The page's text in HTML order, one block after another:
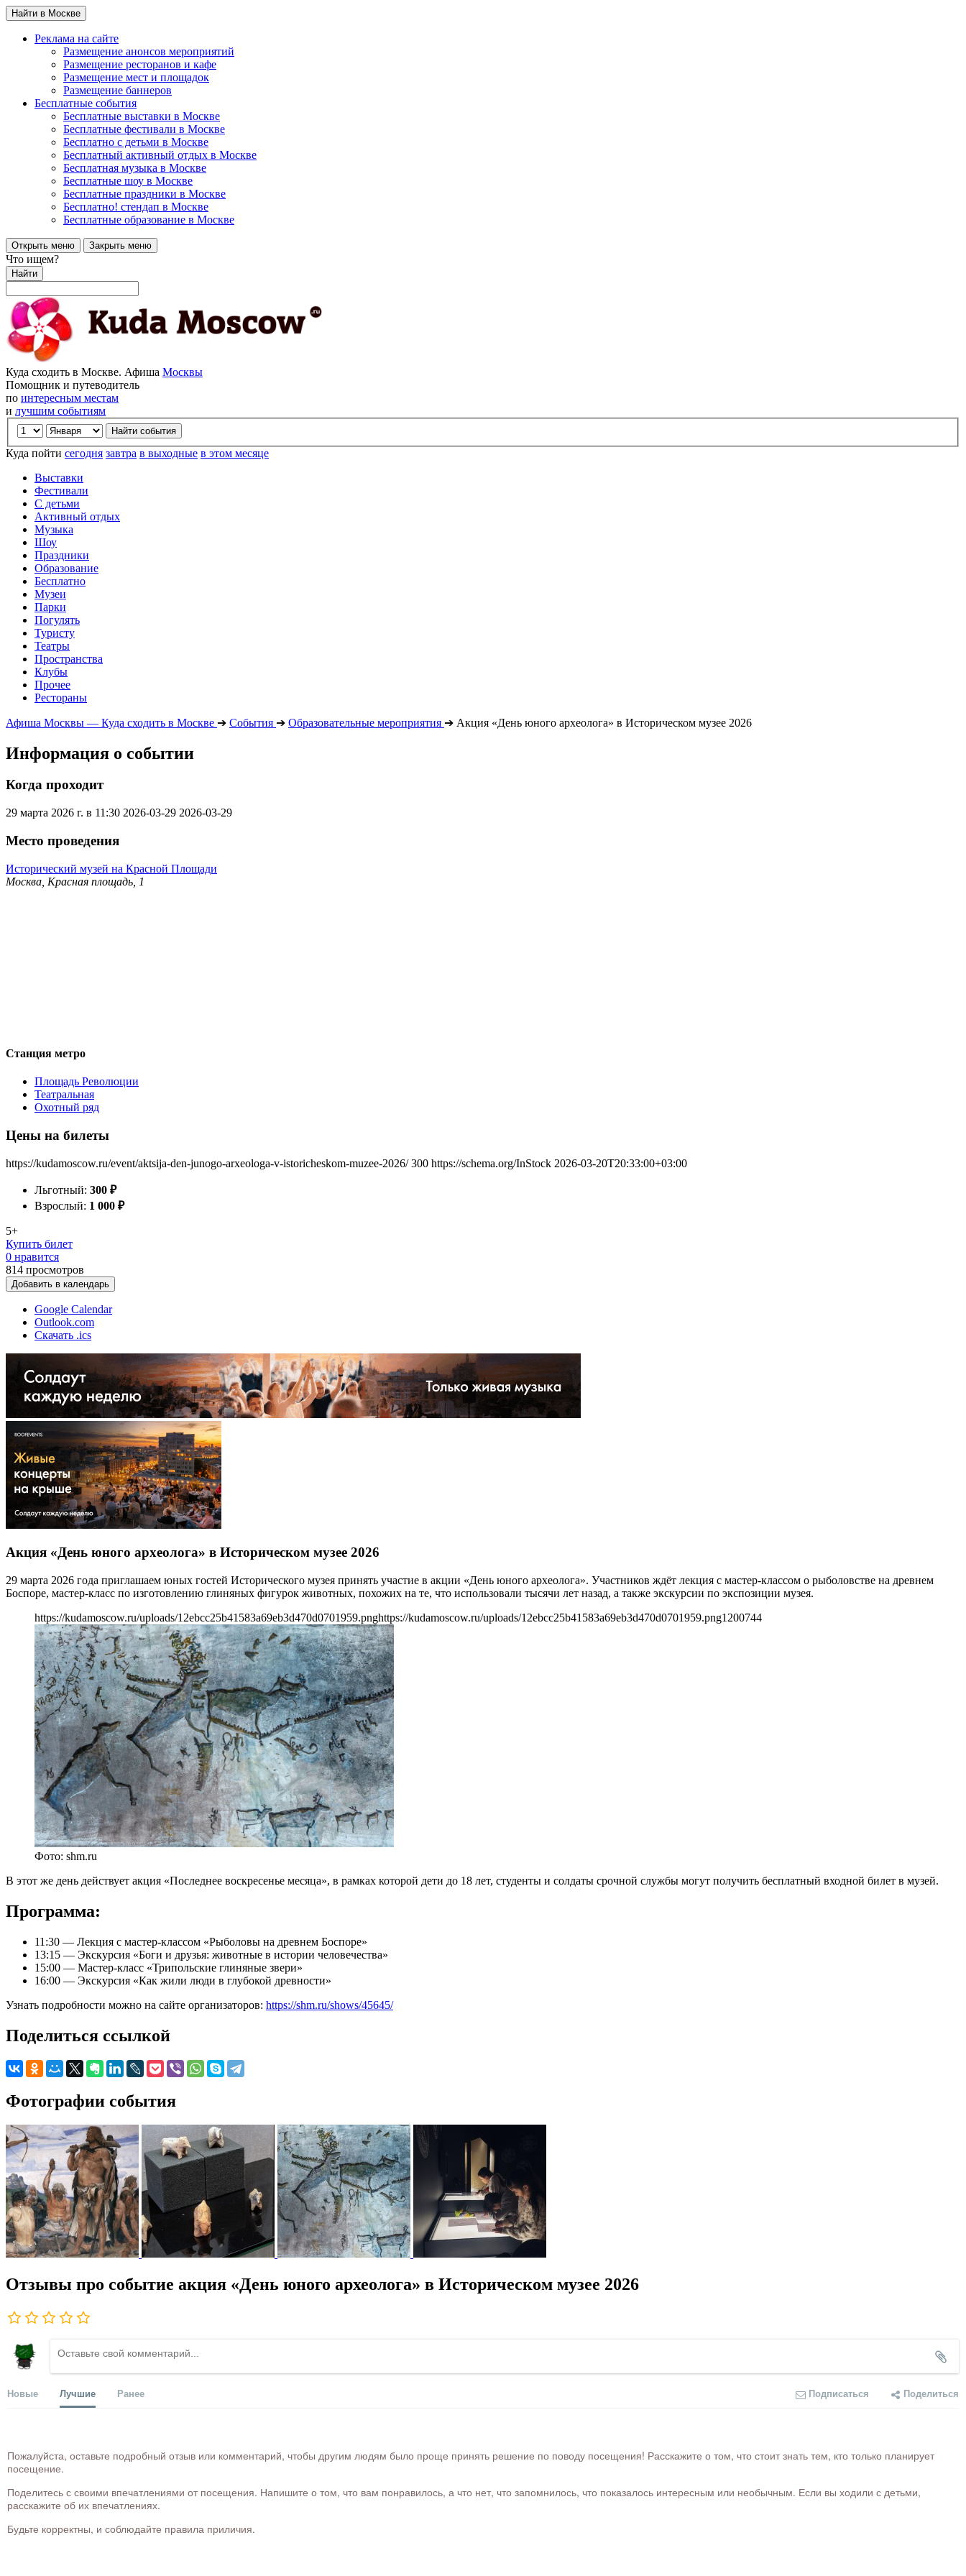
Найти в Москве
Реклама на сайте
Размещение анонсов мероприятий
Размещение ресторанов и кафе
Размещение мест и площадок
Размещение баннеров
Бесплатные события
Бесплатные выставки в Москве
Бесплатные фестивали в Москве
Бесплатно с детьми в Москве
Бесплатный активный отдых в Москве
Бесплатная музыка в Москве
Бесплатные шоу в Москве
Бесплатные праздники в Москве
Бесплатно! стендап в Москве
Бесплатные образование в Москве
Открыть меню Закрыть меню
Что ищем?
Найти
Куда сходить в Москве. Афиша Москвы
Помощник и путеводитель
по интересным местам
и лучшим событиям
Куда пойти сегодня завтра в выходные в этом месяце
Выставки
Фестивали
С детьми
Активный отдых
Музыка
Шоу
Праздники
Образование
Бесплатно
Музеи
Парки
Погулять
Туристу
Театры
Пространства
Клубы
Прочее
Рестораны
Афиша Москвы — Куда сходить в Москве ➔ События ➔ Образовательные мероприятия ➔ Акция «День юного археолога» в Историческом музее 2026
Информация о событии
Когда проходит
29 марта 2026 г. в 11:30 2026-03-29 2026-03-29
Место проведения
Исторический музей на Красной Площади
Москва, Красная площадь, 1
Станция метро
Площадь Революции
Театральная
Охотный ряд
Цены на билеты
https://kudamoscow.ru/event/aktsija-den-junogo-arxeologa-v-istoricheskom-muzee-2026/ 300 https://schema.org/InStock 2026-03-20T20:33:00+03:00
Льготный: 300 ₽
Взрослый: 1 000 ₽
5+
Купить билет
0 нравится
814 просмотров
Добавить в календарь
Google Calendar
Outlook.com
Скачать .ics
Акция «День юного археолога» в Историческом музее 2026
29 марта 2026 года приглашаем юных гостей Исторического музея принять участие в акции «День юного археолога». Участников ждёт лекция с мастер-классом о рыболовстве на древнем
Боспоре, мастер-класс по изготовлению глиняных фигурок животных, похожих на те, что использовали тысячи лет назад, а также экскурсии по экспозиции музея.
https://kudamoscow.ru/uploads/12ebcc25b41583a69eb3d470d0701959.pnghttps://kudamoscow.ru/uploads/12ebcc25b41583a69eb3d470d0701959.png1200744
Фото: shm.ru
В этот же день действует акция «Последнее воскресенье месяца», в рамках которой дети до 18 лет, студенты и солдаты срочной службы могут получить бесплатный входной билет в музей.
Программа:
11:30 — Лекция с мастер-классом «Рыболовы на древнем Боспоре»
13:15 — Экскурсия «Боги и друзья: животные в истории человечества»
15:00 — Мастер-класс «Трипольские глиняные звери»
16:00 — Экскурсия «Как жили люди в глубокой древности»
Узнать подробности можно на сайте организаторов: https://shm.ru/shows/45645/
Поделиться ссылкой
Фотографии события
Отзывы про событие акция «День юного археолога» в Историческом музее 2026
Новые Лучшие Ранее Подписаться Поделиться
Пожалуйста, оставьте подробный отзыв или комментарий, чтобы другим людям было проще принять решение по поводу посещения! Расскажите о том, что стоит знать тем, кто только планирует
посещение.
Поделитесь с своими впечатлениями от посещения. Напишите о том, что вам понравилось, а что нет, что запомнилось, что показалось интересным или необычным. Если вы ходили с детьми,
расскажите об их впечатлениях.
Будьте корректны, и соблюдайте правила приличия.